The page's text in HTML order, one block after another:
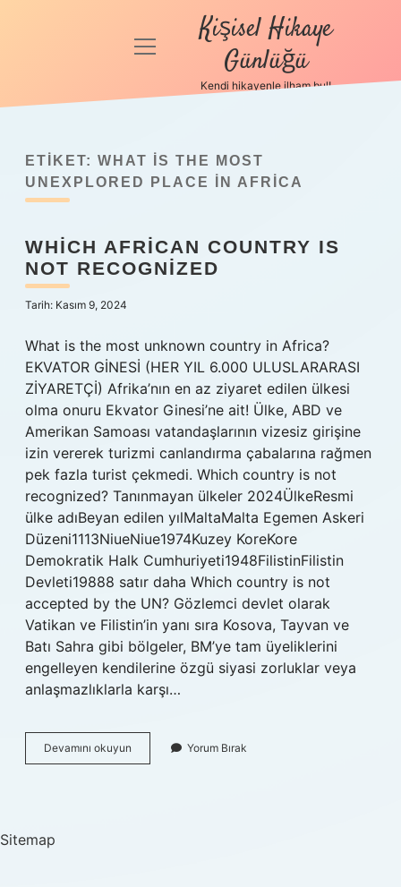
Anasayfa
Politikası
Yasal Uyarı
Hakkımızda
menüyü
Kişisel Hikaye
Günlüğü
Kendi hikayenle ilham bul!
ETIKET: WHAT IS THE MOST
UNEXPLORED PLACE IN AFRICA
WHICH AFRICAN COUNTRY IS
NOT RECOGNIZED
Tarih: Kasım 9, 2024
What is the most unknown country in Africa?
EKVATOR GİNESİ (HER YIL 6.000 ULUSLARARASI
ZİYARETÇİ) Afrika’nın en az ziyaret edilen ülkesi
olma onuru Ekvator Ginesi’ne ait! Ülke, ABD ve
Amerikan Samoası vatandaşlarının vizesiz girişine
izin vererek turizmi canlandırma çabalarına rağmen
pek fazla turist çekmedi. Which country is not
recognized? Tanınmayan ülkeler 2024ÜlkeResmi
ülke adıBeyan edilen yılMaltaMalta Egemen Askeri
Düzeni1113NiueNiue1974Kuzey KoreKore
Demokratik Halk Cumhuriyeti1948FilistinFilistin
Devleti19888 satır daha Which country is not
accepted by the UN? Gözlemci devlet olarak
Vatikan ve Filistin’in yanı sıra Kosova, Tayvan ve
Batı Sahra gibi bölgeler, BM’ye tam üyeliklerini
engelleyen kendilerine özgü siyasi zorluklar veya
anlaşmazlıklarla karşı…
Devamını okuyun
African
Yorum Bırak
Sitemap